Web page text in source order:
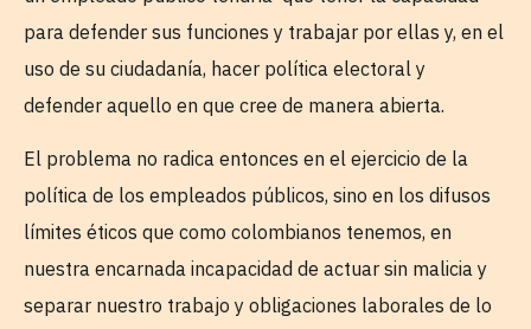
para defender sus funciones y trabajar por ellas y, en el
uso de su ciudadanía, hacer política electoral y
defender aquello en que cree de manera abierta.
El problema no radica entonces en el ejercicio de la
política de los empleados públicos, sino en los difusos
límites éticos que como colombianos tenemos, en
nuestra encarnada incapacidad de actuar sin malicia y
separar nuestro trabajo y obligaciones laborales de lo